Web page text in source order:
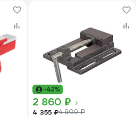
-42%
2 860 ₽
4 355 ₽4 900 ₽